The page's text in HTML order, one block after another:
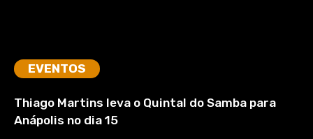
EVENTOS
Thiago Martins leva o Quintal do Samba para
Anápolis no dia 15